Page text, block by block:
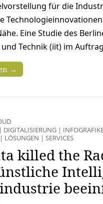
für die
Eine Studie des
Technik (iit) im
→
| DIGITALISIERUNG |
| LÖSUNGEN | SERVICES
killed the